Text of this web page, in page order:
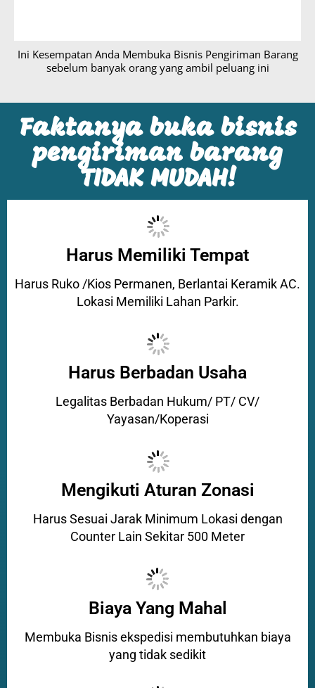
Ini Kesempatan Anda Membuka Bisnis Pengiriman Barang
sebelum banyak orang yang ambil peluang ini
Faktanya buka bisnis
pengiriman barang
TIDAK MUDAH!
Harus Memiliki Tempat
Harus Ruko /Kios Permanen, Berlantai Keramik AC.
Lokasi Memiliki Lahan Parkir.
Harus Berbadan Usaha
Legalitas Berbadan Hukum/ PT/ CV/
Yayasan/Koperasi
Mengikuti Aturan Zonasi
Harus Sesuai Jarak Minimum Lokasi dengan
Counter Lain Sekitar 500 Meter
Biaya Yang Mahal
Membuka Bisnis ekspedisi membutuhkan biaya
yang tidak sedikit